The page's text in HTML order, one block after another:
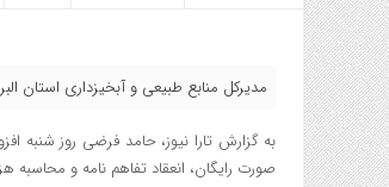
مدیرکل منابع طبیعی و آبخیزداری استان البرز از آغاز توزیع ۵۰۰ هزار اصله نهال جنگلی
به گزارش تارا نیوز، حامد فرضی روز
صورت رایگان، انعقاد تفاهم نامه و محاسبه